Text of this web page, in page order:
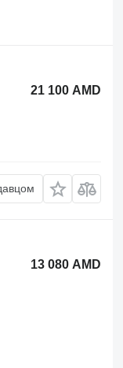
21 100 AMD
13 080 AMD